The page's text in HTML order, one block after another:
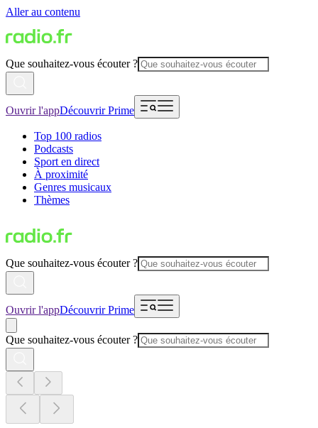
Aller au contenu
Que souhaitez-vous écouter ?
Ouvrir l'appDécouvrir Prime
Top 100 radios
Podcasts
Sport en direct
À proximité
Genres musicaux
Thèmes
Que souhaitez-vous écouter ?
Ouvrir l'appDécouvrir Prime
Que souhaitez-vous écouter ?